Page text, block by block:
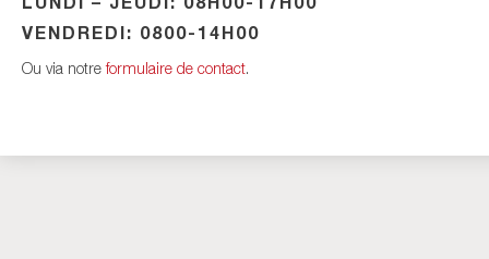
VENDREDI: 0800-14H00
Ou via notreformulaire de contact.